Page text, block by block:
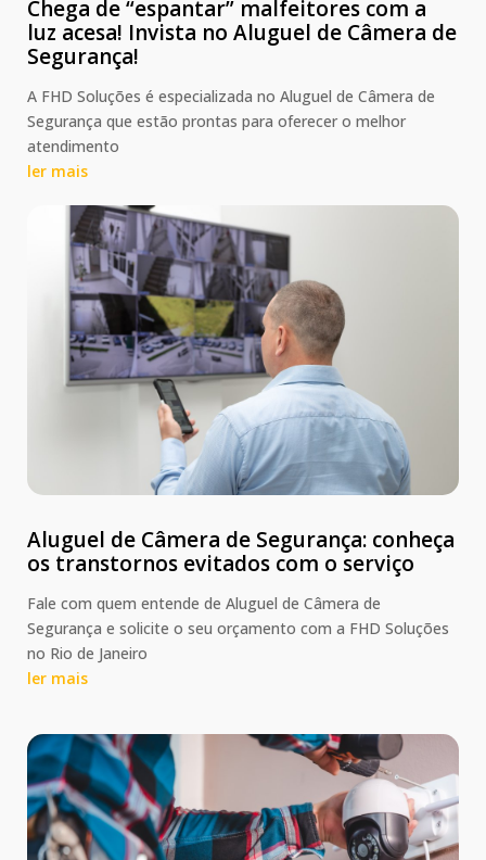
Chega de “espantar” malfeitores com a
luz acesa! Invista no Aluguel de Câmera de
Segurança!
A FHD Soluções é especializada no Aluguel de Câmera de
Segurança que estão prontas para oferecer o melhor
atendimento
ler mais
Aluguel de Câmera de Segurança: conheça
os transtornos evitados com o serviço
Fale com quem entende de Aluguel de Câmera de
Segurança e solicite o seu orçamento com a FHD Soluções
no Rio de Janeiro
ler mais